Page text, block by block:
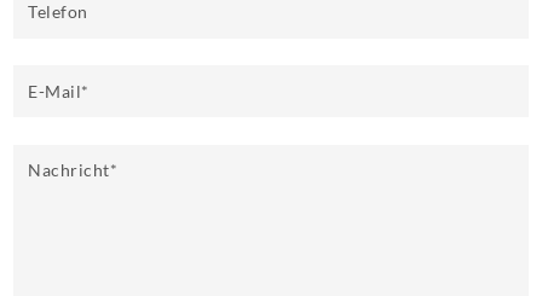
Telefon
E-Mail*
Nachricht*